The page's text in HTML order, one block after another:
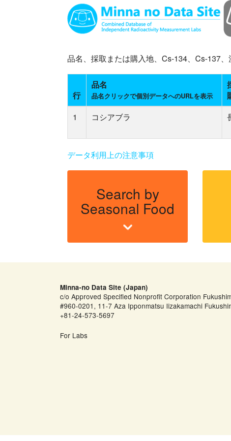
品名、採取または購入地、Cs-134、Cs-137
行
品名
品名クリックで個別データへのURLを表示
1
コシアブラ
データ利用上の注意事項
Search by
Seasonal Food
Minna-no Data Site (Japan)
c/o Approved Specified Nonprofit Corporation
#960-0201, 11-7 Aza Ipponmatsu Iizakamachi
+81-24-573-5697
For Labs